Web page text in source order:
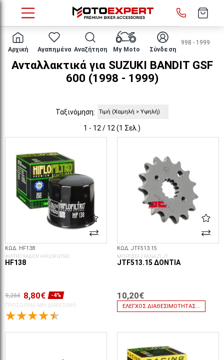
Αρχική Αγαπημένα Αναζήτηση My Moto Σύνδεση
HOME Μάρκα/μοντέλο SUZUKI BANDIT GSF 600 1998 - 1999
Ανταλλακτικά για SUZUKI BANDIT GSF
600 (1998 - 1999)
Ταξινόμηση:
1 - 12 / 12 (1 Σελ.)
ΚΩΔ. HF138
ΦΙΛΤΡΟ ΛΑΔΙΟΥ HIFLOFILTRO
HF138
9,26€ 8,80€
-4%
ΠΡΟΣΩΡΙΝΆ ΜΗ ΔΙΑΘΈΣΙΜΟ
ΚΩΔ. JTF513.15
ΜΠΡΟΣΤΑ ΓΡΑΝΑΖΙ JT
JTF513.15 ΔΌΝΤΙΑ
10,20€
ΈΛΕΓΧΟΣ ΔΙΑΘΕΣΙΜΌΤΗΤΑΣ...